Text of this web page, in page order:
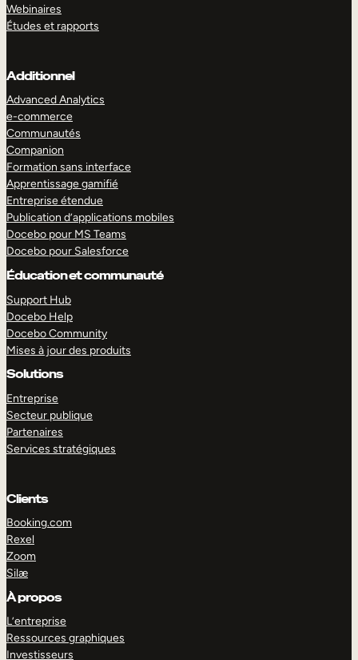
Webinaires
Études et rapports
Additionnel
Advanced Analytics
e-commerce
Communautés
Companion
Formation sans interface
Apprentissage gamifié
Entreprise étendue
Publication d’applications mobiles
Docebo pour MS Teams
Docebo pour Salesforce
Éducation et communauté
Support Hub
Docebo Help
Docebo Community
Mises à jour des produits
Solutions
Entreprise
Secteur publique
Partenaires
Services stratégiques
Clients
Booking.com
Rexel
Zoom
Silæ
À propos
L’entreprise
Ressources graphiques
Investisseurs